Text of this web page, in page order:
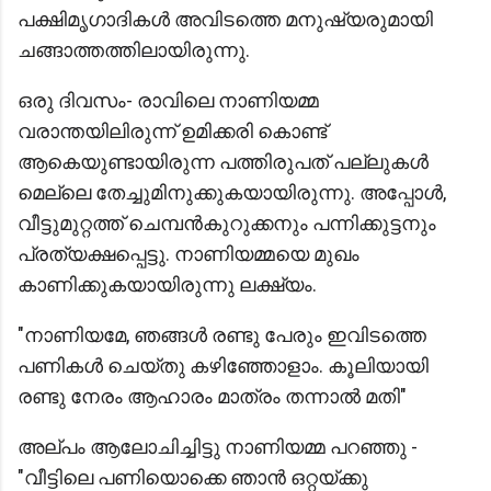
പക്ഷിമൃഗാദികൾ അവിടത്തെ മനുഷ്യരുമായി
ചങ്ങാത്തത്തിലായിരുന്നു.
ഒരു ദിവസം- രാവിലെ നാണിയമ്മ
വരാന്തയിലിരുന്ന് ഉമിക്കരി കൊണ്ട്
ആകെയുണ്ടായിരുന്ന പത്തിരുപത് പല്ലുകൾ
മെല്ലെ തേച്ചുമിനുക്കുകയായിരുന്നു. അപ്പോൾ,
വീട്ടുമുറ്റത്ത് ചെമ്പൻകുറുക്കനും പന്നിക്കുട്ടനും
പ്രത്യക്ഷപ്പെട്ടു. നാണിയമ്മയെ മുഖം
കാണിക്കുകയായിരുന്നു ലക്ഷ്യം.
"നാണിയമേ, ഞങ്ങൾ രണ്ടു പേരും ഇവിടത്തെ
പണികൾ ചെയ്തു കഴിഞ്ഞോളാം. കൂലിയായി
രണ്ടു നേരം ആഹാരം മാത്രം തന്നാൽ മതി"
അല്പം ആലോചിച്ചിട്ടു നാണിയമ്മ പറഞ്ഞു -
"വീട്ടിലെ പണിയൊക്കെ ഞാൻ ഒറ്റയ്ക്കു